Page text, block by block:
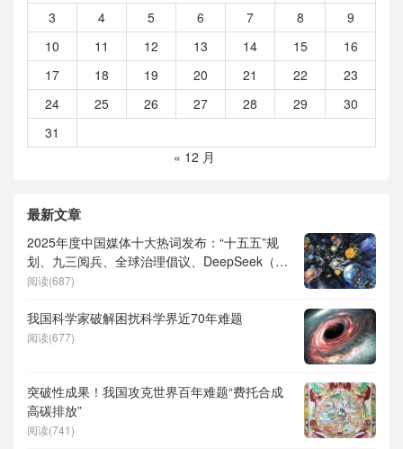
3
4 5 6 7 8
9
10
11 12 13 14 15
16
17
18 19 20 21 22
23
24
25 26 27 28 29
30
31
« 12 月
最新文章
2025年度中国媒体十大热词发布：“十五五”规
划、九三阅兵、全球治理倡议、DeepSeek（深
度求索）、人形机器人、苏超、票根经济、育
阅读(687)
我国科学家破解困扰科学界近70年难题
阅读(677)
突破性成果！我国攻克世界百年难题“费托合成
高碳排放”
阅读(741)